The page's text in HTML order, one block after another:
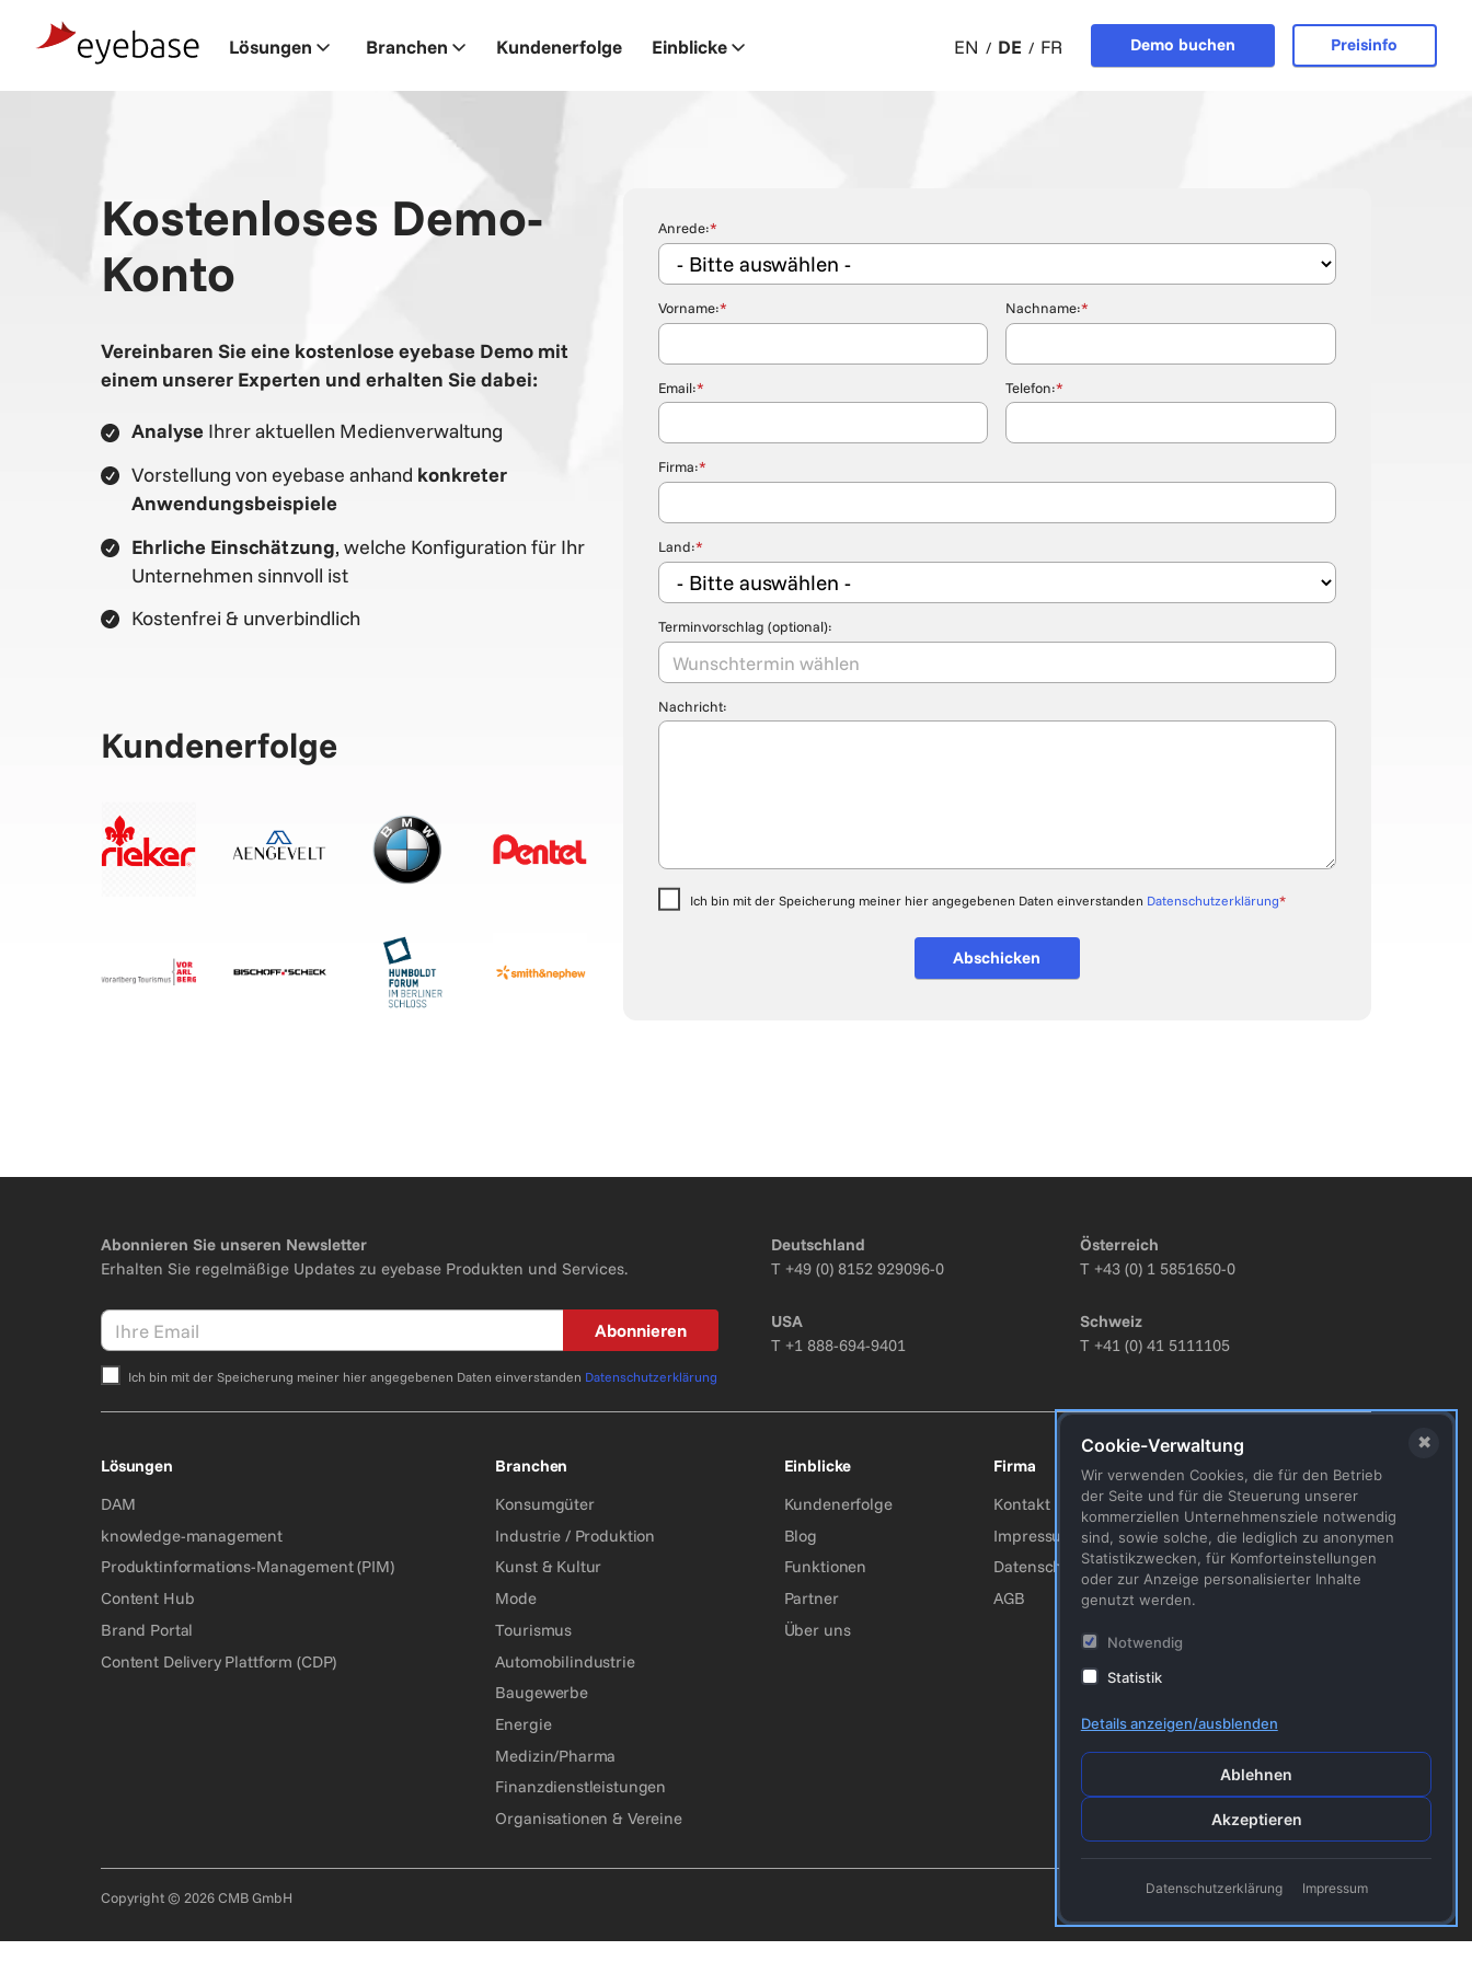
Lösungen Branchen Kundenerfolge Einblicke EN DE FR Demo buchen Preisinfo
Landing
Pages
Kostenloses Demo-
Konto
Vereinbaren Sie eine kostenlose eyebase Demo mit
einem unserer Experten und erhalten Sie dabei:
Analyse Ihrer aktuellen Medienverwaltung
Vorstellung von eyebase anhand konkreter
Anwendungsbeispiele
Ehrliche Einschätzung, welche Konfiguration für Ihr
Unternehmen sinnvoll ist
Kostenfrei & unverbindlich
Kundenerfolge
Anrede:*
Vorname:* Nachname:*
Email:* Telefon:*
Firma:*
Land:*
Terminvorschlag (optional):
Nachricht:
Ich bin mit der Speicherung meiner hier angegebenen Daten einverstanden Datenschutzerklärung*
Abschicken
Abonnieren Sie unseren Newsletter
Erhalten Sie regelmäßige Updates zu eyebase Produkten und Services.
Abonnieren
Ich bin mit der Speicherung meiner hier angegebenen Daten einverstanden Datenschutzerklärung
Bitte nicht ausfüllen.
Deutschland
T +49 (0) 8152 929096-0
Österreich
T +43 (0) 1 5851650-0
USA
T +1 888-694-9401
Schweiz
T +41 (0) 41 5111105
Lösungen
DAM
knowledge-management
Produktinformations-Management (PIM)
Content Hub
Brand Portal
Content Delivery Plattform (CDP)
Branchen
Konsumgüter
Industrie / Produktion
Kunst & Kultur
Mode
Tourismus
Automobilindustrie
Baugewerbe
Energie
Medizin/Pharma
Finanzdienstleistungen
Organisationen & Vereine
Einblicke
Kundenerfolge
Blog
Funktionen
Partner
Über uns
Firma
Kontakt
Impressum
Datenschutzerklärung
AGB
Folgen Sie uns!
Youtube
Facebook
Twitter
Copyright © 2026 CMB GmbH
Cookie-Verwaltung
Wir verwenden Cookies, die für den Betrieb
der Seite und für die Steuerung unserer
kommerziellen Unternehmensziele notwendig
sind, sowie solche, die lediglich zu anonymen
Statistikzwecken, für Komforteinstellungen
oder zur Anzeige personalisierter Inhalte
genutzt werden.
Notwendig
Statistik
Details anzeigen/ausblenden
Ablehnen
Akzeptieren
Datenschutzerklärung Impressum
✖